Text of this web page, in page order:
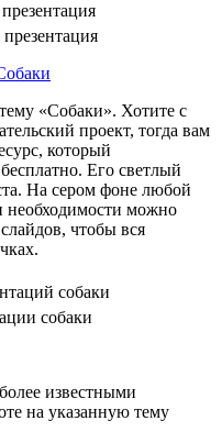
«Собаки». Хотите с
проект, тогда вам
который
Его светлый
На сером фоне любой
необходимости можно
чтобы вся
известными
на указанную тему